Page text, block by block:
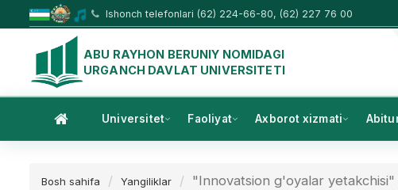
Ishonch telefonlari (62) 224-66-80, (62) 227 76 00
ABU RAYHON BERUNIY NOMIDAGI
URGANCH DAVLAT UNIVERSITETI
Universitet Faoliyat Axborot xizmati
Bosh sahifa Yangiliklar "Innovatsion g'oyalar yetakchisi"